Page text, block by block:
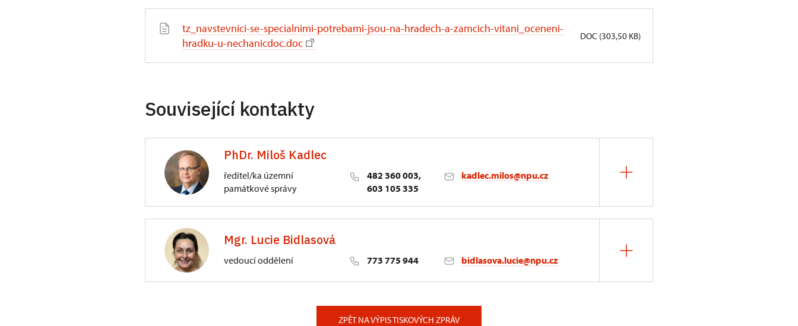
tz_navstevnici-se-specialnimi-potrebami-jsou-na-hradech-a-zamcich-vitani_oceneni-
hradku-u-nechanicdoc.doc
DOC (303,50 KB)
Související kontakty
PhDr. Miloš Kadlec
ředitel/ka územní
památkové správy
482 360 003,
603 105 335
kadlec.milos@npu.cz
3/, Sychrov 3Mgr. Lucie Bidlasová
vedoucí oddělení 773 775 944 bidlasova.lucie@npu.cz
ZPĚT NA VÝPIS TISKOVÝCH ZPRÁV